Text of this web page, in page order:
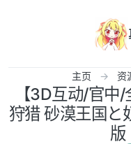
主页 资
【3D互动/官中
狩猎 砂漠王国と
版